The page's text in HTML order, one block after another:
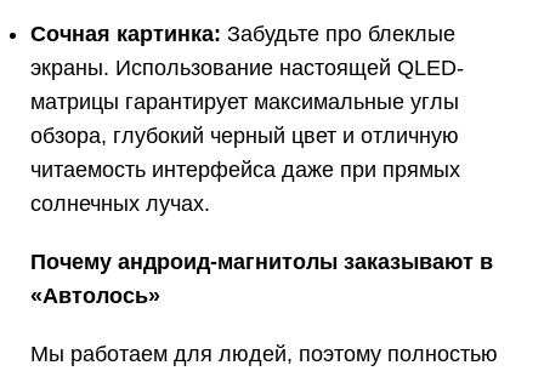
Сочная картинка: Забудьте про блеклые
экраны. Использование настоящей QLED-
матрицы гарантирует максимальные углы
обзора, глубокий черный цвет и отличную
читаемость интерфейса даже при прямых
солнечных лучах.
Почему андроид-магнитолы заказывают в
«Автолось»
Мы работаем для людей, поэтому полностью